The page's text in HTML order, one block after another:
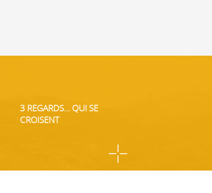
3 REGARDS... QUI SE
CROISENT